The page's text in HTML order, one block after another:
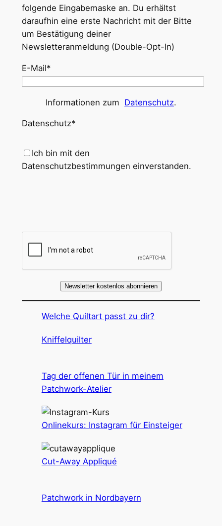
folgende Eingabemaske an. Du erhältst
daraufhin eine erste Nachricht mit der Bitte
um Bestätigung deiner
Newsletteranmeldung (Double-Opt-In)
E-Mail*
Informationen zum Datenschutz.
Datenschutz*
Ich bin mit den
Datenschutzbestimmungen einverstanden.
Newsletter kostenlos abonnieren
Welche Quiltart passt zu dir?
Kniffelquilter
Tag der offenen Tür in meinem
Patchwork-Atelier
Onlinekurs: Instagram für Einsteiger
Cut-Away Appliqué
Patchwork in Nordbayern